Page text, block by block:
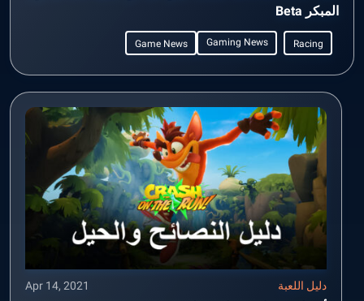
المبكر Beta
Racing
Gaming News
Game News
دليل اللعبة Apr 14, 2021